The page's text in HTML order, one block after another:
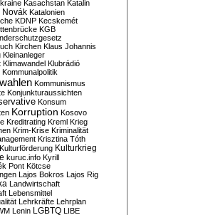
Kasachstan Katalin
Novák Katalonien
KDNP Kecskemét
KGB
Kirchen Klaus Johannis
Kleinanleger
Klimawandel Klubrádió
Kommunalpolitik
Kommunismus
Konjunkturaussichten
Konsum
Korruption Kosovo
Kreditrating Kreml Krieg
Krim-Krise Kriminalität
Krisztina Tóth
Kulturförderung Kulturkrieg
kuruc.info Kyrill
Pont Kötcse
Lajos Bokros Lajos Rig
Landwirtschaft
Lebensmittel
Lehrkräfte Lehrplan
Lenin LGBTQ LIBE